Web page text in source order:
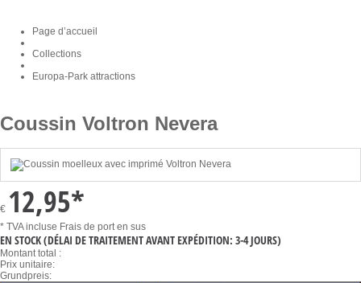
Page d’accueil
Collections
Europa-Park attractions
Coussin Voltron Nevera
€ 12,95*
* TVA incluse Frais de port en sus
EN STOCK(DÉLAI DE TRAITEMENT AVANT EXPÉDITION: 3-4 JOURS)
Montant total :
Prix unitaire:
Grundpreis: